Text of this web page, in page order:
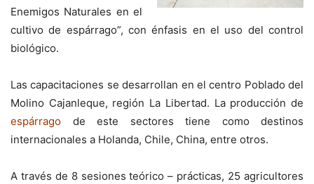
Enemigos Naturales en el
cultivo de espárrago”, con énfasis en el uso del control
biológico.
Las capacitaciones se desarrollan en el centro Poblado del
Molino Cajanleque, región La Libertad. La producción de
espárrago de este sectores tiene como destinos
internacionales a Holanda, Chile, China, entre otros.
A través de 8 sesiones teórico – prácticas, 25 agricultores